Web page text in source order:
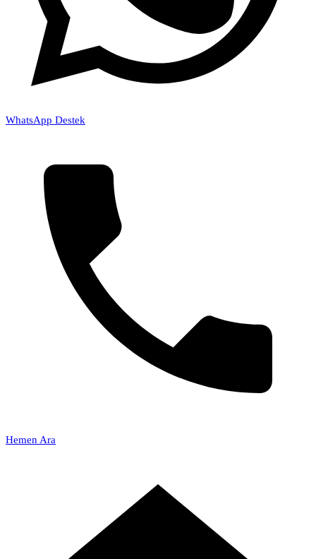
WhatsApp Destek
Hemen Ara